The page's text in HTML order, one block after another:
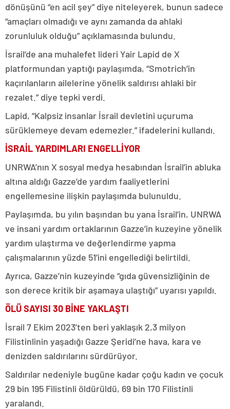
dönüşünü “en acil şey” diye niteleyerek, bunun sadece
“amaçları olmadığı ve aynı zamanda da ahlaki
zorunluluk olduğu” açıklamasında bulundu.
İsrail’de ana muhalefet lideri Yair Lapid de X
platformundan yaptığı paylaşımda, “Smotrich’in
kaçırılanların ailelerine yönelik saldırısı ahlaki bir
rezalet.” diye tepki verdi.
Lapid, “Kalpsiz insanlar İsrail devletini uçuruma
sürüklemeye devam edemezler.” ifadelerini kullandı.
İSRAİL YARDIMLARI ENGELLİYOR
UNRWA’nın X sosyal medya hesabından İsrail’in abluka
altına aldığı Gazze’de yardım faaliyetlerini
engellemesine ilişkin paylaşımda bulunuldu.
Paylaşımda, bu yılın başından bu yana İsrail’in, UNRWA
ve insani yardım ortaklarının Gazze’in kuzeyine yönelik
yardım ulaştırma ve değerlendirme yapma
çalışmalarının yüzde 51’ini engellediği belirtildi.
Ayrıca, Gazze’nin kuzeyinde “gıda güvensizliğinin de
son derece kritik bir aşamaya ulaştığı” uyarısı yapıldı.
ÖLÜ SAYISI 30 BİNE YAKLAŞTI
İsrail 7 Ekim 2023’ten beri yaklaşık 2,3 milyon
Filistinlinin yaşadığı Gazze Şeridi’ne hava, kara ve
denizden saldırılarını sürdürüyor.
Saldırılar nedeniyle bugüne kadar çoğu kadın ve çocuk
29 bin 195 Filistinli öldürüldü, 69 bin 170 Filistinli
yaralandı.